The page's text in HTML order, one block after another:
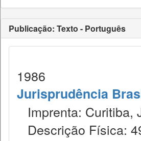
Publicação: Texto - Português
1986
Jurisprudência
Imprenta: Curitiba,
Descrição Física: